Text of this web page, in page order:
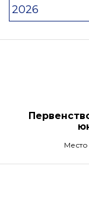
Место